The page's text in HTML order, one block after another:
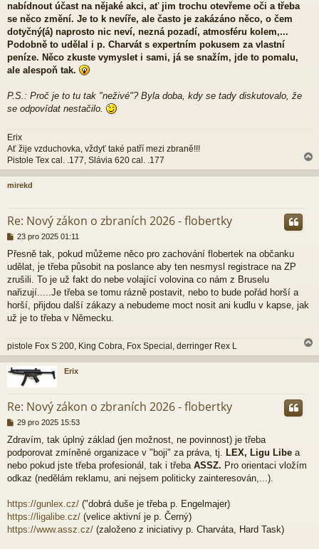
nabídnout účast na nějaké akci, ať jim trochu otevřeme oči a třeba
se něco změní. Je to k nevíře, ale často je zakázáno něco, o čem
dotyčný(á) naprosto nic neví, nezná pozadí, atmosféru kolem,...
Podobně to udělal i p. Charvát s expertním pokusem za vlastní
peníze. Něco zkuste vymyslet i sami, já se snažím, jde to pomalu,
ale alespoň tak.
P.S.: Proč je to tu tak "neživé"? Byla doba, kdy se tady diskutovalo, že
se odpovídat nestačilo.
Erix
Ať žije vzduchovka, vždyť také patří mezi zbraně!!!
Pistole Tex cal. .177, Slávia 620 cal. .177
a
h
mirekd
Re: Nový zákon o zbraních 2026 - flobertky
P
í
s
p
ě
e
k
23 pro 2025 01:11
Přesně tak, pokud můžeme něco pro zachování flobertek na občanku
udělat, je třeba působit na poslance aby ten nesmysl registrace na ZP
zrušili. To je už fakt do nebe volající volovina co nám z Bruselu
nařizují.....Je třeba se tomu rázně postavit, nebo to bude pořád horší a
horší, přijdou další zákazy a nebudeme moct nosit ani kudlu v kapse, jak
už je to třeba v Německu.
pistole Fox S 200, King Cobra, Fox Special, derringer Rex L
a
h
Erix
Re: Nový zákon o zbraních 2026 - flobertky
P
í
s
p
ě
k
29 pro 2025 15:53
Zdravím, tak úplný základ (jen možnost, ne povinnost) je třeba
podporovat zmíněné organizace v "boji" za práva, tj. LEX, Ligu Libe a
nebo pokud jste třeba profesionál, tak i třeba ASSZ. Pro orientaci vložím
odkaz (nedělám reklamu, ani nejsem politicky zainteresován,...).
https://gunlex.cz/ ("dobrá duše je třeba p. Engelmajer)
https://ligalibe.cz/ (velice aktivní je p. Černý)
https://www.assz.cz/ (založeno z iniciativy p. Charváta, Hard Task)